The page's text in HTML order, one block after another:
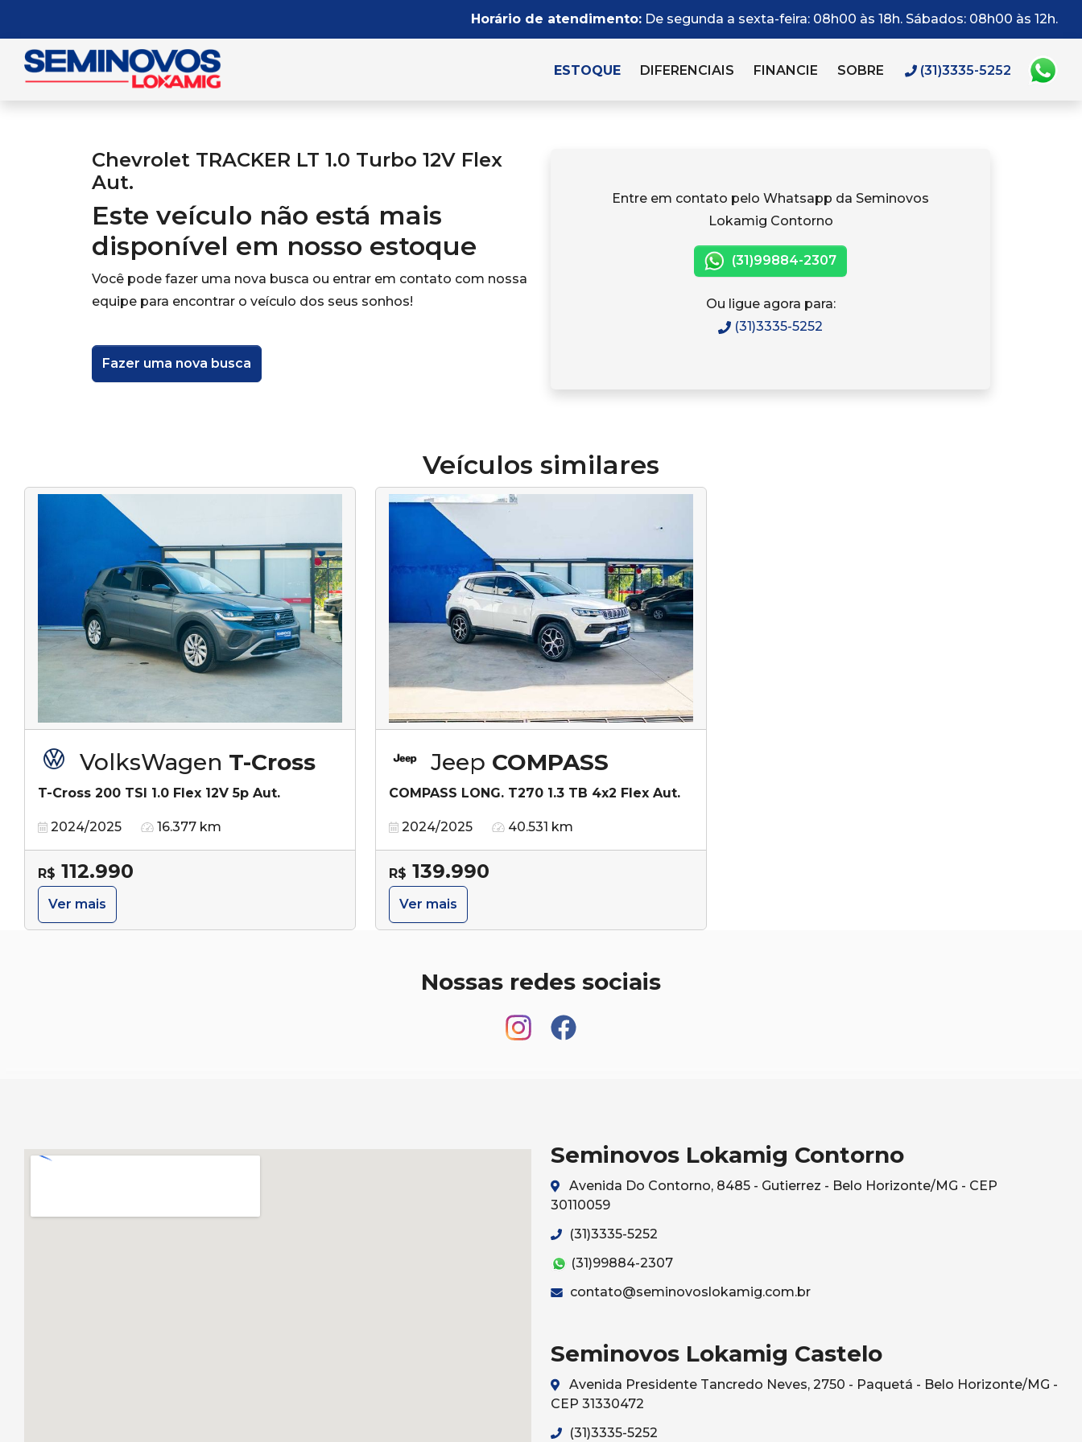
Horário de atendimento: De segunda a sexta-feira: 08h00 às 18h. Sábados: 08h00 às 12h.
ESTOQUE DIFERENCIAIS FINANCIE SOBRE (31)3335-5252
Chevrolet TRACKER LT 1.0 Turbo 12V Flex
Aut.
Este veículo não está mais
disponível em nosso estoque
Você pode fazer uma nova busca ou entrar em contato com nossa
equipe para encontrar o veículo dos seus sonhos!
Fazer uma nova busca
Entre em contato pelo Whatsapp da Seminovos
Lokamig Contorno
(31)99884-2307
Ou ligue agora para:
(31)3335-5252
Veículos similares
VolksWagen T-Cross
T-Cross 200 TSI 1.0 Flex 12V 5p Aut.
2024/2025 16.377 km
R$ 112.990
Ver mais
Jeep COMPASS
COMPASS LONG. T270 1.3 TB 4x2 Flex Aut.
2024/2025 40.531 km
R$ 139.990
Ver mais
Nossas redes sociais
Seminovos Lokamig Contorno
Avenida Do Contorno, 8485 - Gutierrez - Belo Horizonte/MG - CEP
30110059
(31)3335-5252
(31)99884-2307
contato@seminovoslokamig.com.br
Seminovos Lokamig Castelo
Avenida Presidente Tancredo Neves, 2750 - Paquetá - Belo Horizonte/MG -
CEP 31330472
(31)3335-5252